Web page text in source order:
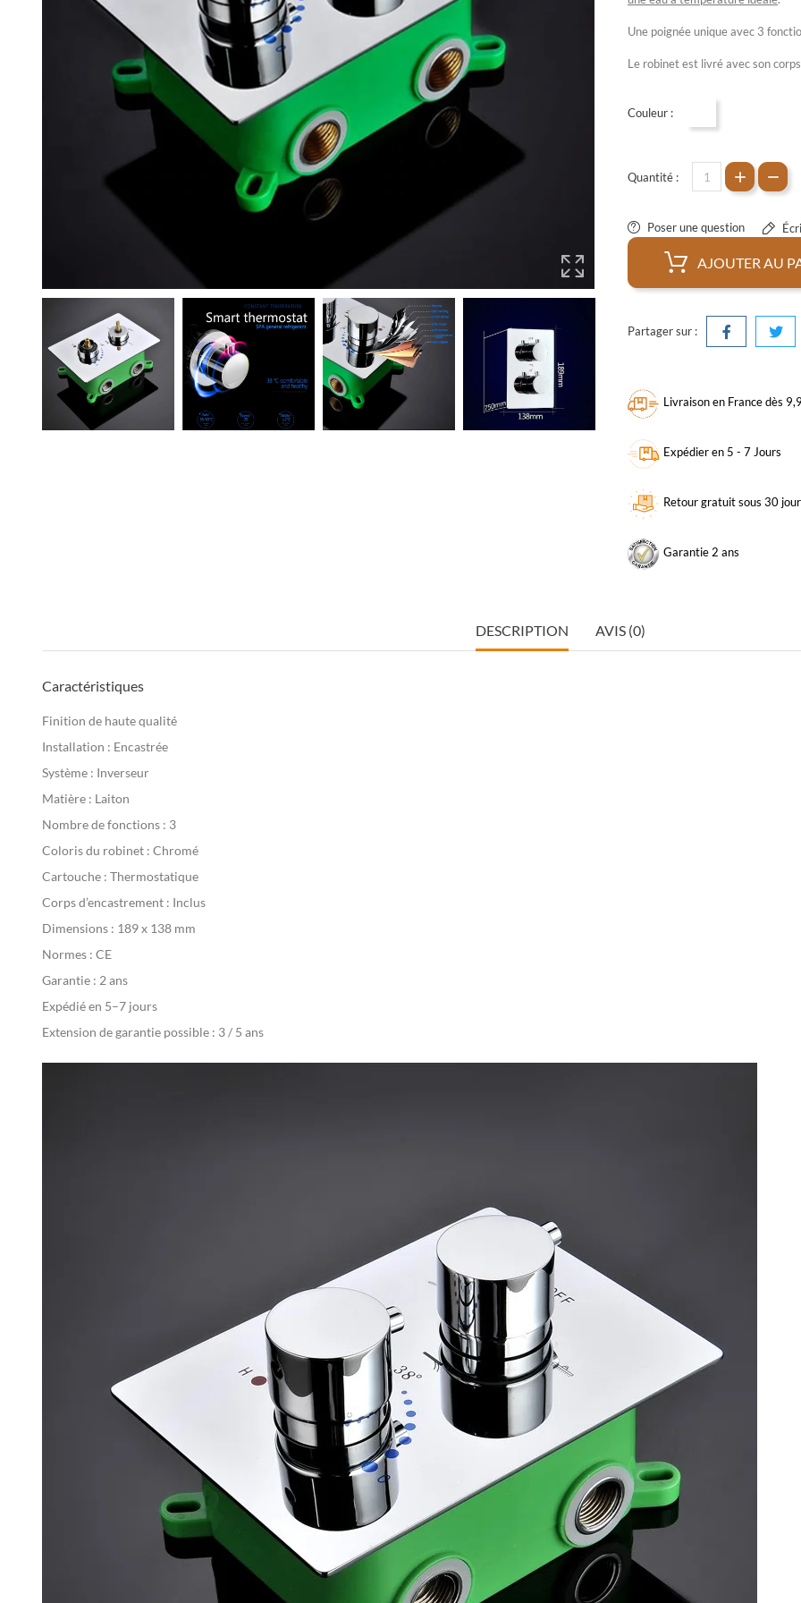
Une poignée unique avec 3
Le robinet est livré avec son
Couleur :
Quantité :
Poser une question
AJOUTER AU
Partager sur :
Livraison en France dès
Expédier en 5 - 7 Jours
Retour gratuit sous 30
Garantie 2 ans
DESCRIPTION AVIS (0)
Caractéristiques
Finition de haute qualité
Installation : Encastrée
Système : Inverseur
Matière : Laiton
Nombre de fonctions : 3
Coloris du robinet : Chromé
Cartouche : Thermostatique
Corps d’encastrement : Inclus
Dimensions : 189 x 138 mm
Normes : CE
Garantie : 2 ans
Expédié en 5–7 jours
Extension de garantie possible : 3 / 5 ans